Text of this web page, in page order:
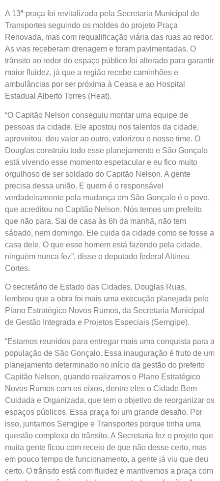
A 13ª praça foi revitalizada pela Secretaria Municipal de
Transportes seguindo os moldes do projeto Praça
Renovada, mas com requalificação viária das ruas ao redor.
As vias receberam drenagem e foram pavimentadas. O
trânsito ao redor do espaço público foi alterado para garantir
maior fluidez, já que a região recebe caminhões e
ambulâncias por ser próxima à Ceasa e ao Hospital
Estadual Alberto Torres (Heat).
“O Capitão Nelson conseguiu montar uma equipe de
pessoas da cidade. Ele apostou nos talentos da cidade,
aproveitou, deu valor ao outro, valorizou o nosso time. O
Douglas construiu todo esse planejamento e São Gonçalo
está vivendo esse momento espetacular e eu fico muito
orgulhoso de ser soldado do Capitão Nelson. A gente
precisa dessa união. E quem é o responsável
verdadeiramente pela mudança em São Gonçalo é o povo,
que acreditou no Capitão Nelson. Nós temos um prefeito
que não para. Sai de casa às 6h da manhã, não tem
sábado, nem domingo. Ele cuida da cidade como se fosse a
casa dele. O que esse homem está fazendo pela cidade,
ninguém nunca fez”, disse o deputado federal Altineu
Cortes.
O secretário de Estado das Cidades, Douglas Ruas,
lembrou que a obra foi mais uma execução planejada pelo
Plano Estratégico Novos Rumos, da Secretaria Municipal
de Gestão Integrada e Projetos Especiais (Semgipe).
“Estamos reunidos para entregar mais uma conquista para a
população de São Gonçalo. Essa inauguração é fruto de um
planejamento determinado no início da gestão do prefeito
Capitão Nelson, quando realizamos o Plano Estratégico
Novos Rumos com os eixos, dentre eles o Cidade Bem
Cuidada e Organizada, que tem o objetivo de reorganizar os
espaços públicos. Essa praça foi um grande desafio. Por
isso, juntamos Semgipe e Transportes porque tinha uma
questão complexa do trânsito. A Secretaria fez o projeto que
muita gente ficou com receio de que não desse certo, mas
em pouco tempo de funcionamento, a gente já viu que deu
certo. O trânsito está com fluidez e mantivemos a praça com